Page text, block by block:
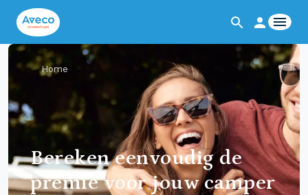
Home
Bereken eenvoudig de
premie voor jouw camper